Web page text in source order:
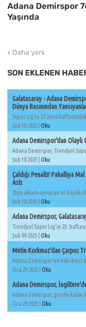
Adana Demirspor
Yaşında
Daha yeni
SON EKLENEN
Galatasaray - Adana
Dünya Basınından
Süper Lig'in 23'üncü
Şub 10 2025 | Oku
Adana Demirspor'dan Olaylı
Adana Demirspor, Trendyol
Şub 10 2025 | Oku
Çaldığı Penaltı! Pahallıya
Astı
Dün akşam oynanan ve büyük
Şub 10 2025 | Oku
Adana Demirspor,
Trendyol Süper Lig'in 23.
Şub 09 2025 | Oku
Metin Korkmaz'dan Çarpıcı
Adana Demirspor'un eski ikinci
Oca 29 2025 | Oku
Adana Demirspor,
Adana Demirspor, geride kalan
Oca 29 2025 | Oku